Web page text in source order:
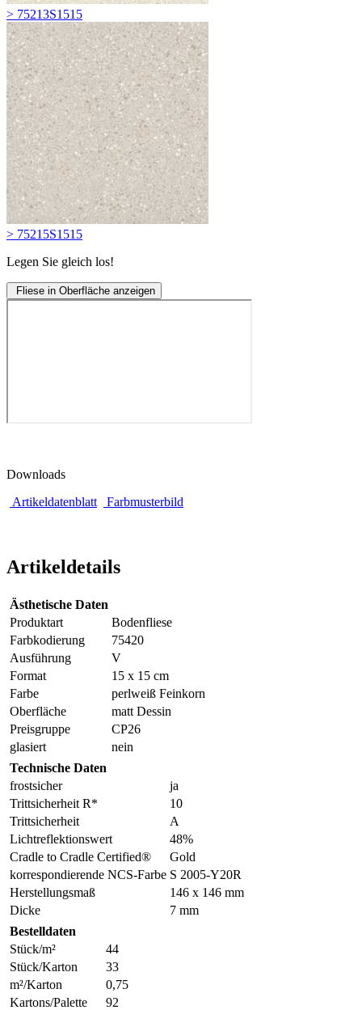
> 75213S1515
> 75215S1515
Legen Sie gleich los!
Fliese in Oberfläche anzeigen
Downloads
Artikeldatenblatt
Farbmusterbild
Artikeldetails
Ästhetische Daten
Produktart
Bodenfliese
Farbkodierung
75420
Ausführung
V
Format
15 x 15 cm
Farbe
perlweiß Feinkorn
Oberfläche
matt Dessin
Preisgruppe
CP26
glasiert
nein
Technische Daten
frostsicher
ja
Trittsicherheit R*
10
Trittsicherheit
A
Lichtreflektionswert
48%
Cradle to Cradle Certified®
Gold
korrespondierende NCS-Farbe S 2005-Y20R
Herstellungsmaß
146 x 146 mm
Dicke
7 mm
Bestelldaten
Stück/m²
44
Stück/Karton
33
m²/Karton
0,75
Kartons/Palette
92